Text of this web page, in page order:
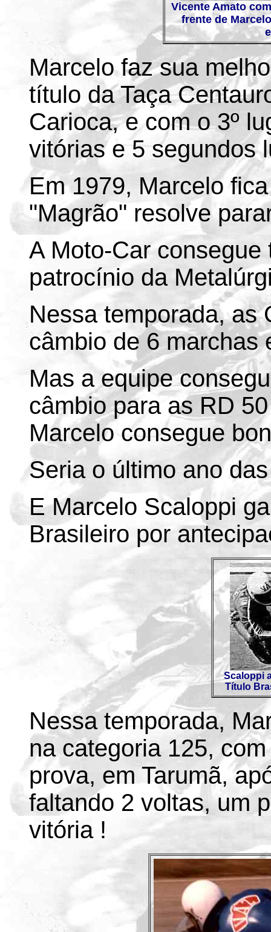
Vicente Amato
frente de
Marcelo faz sua
título da Taça
Carioca, e com o 3º
vitórias e 5 segundos
Em 1979, Marcelo
"Magrão" resolve
A Moto-Car
patrocínio da
Nessa temporada, as
câmbio de 6 marchas
Mas a equipe
câmbio para as RD
Marcelo consegue
Seria o último ano
E Marcelo Scaloppi
Brasileiro por
Scaloppi
Título
Nessa temporada,
na categoria 125,
prova, em Tarumã,
faltando 2 voltas, um
vitória !